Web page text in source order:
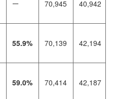
ー 70,945 40,942
55.9% 70,139 42,194
59.0% 70,414 42,187